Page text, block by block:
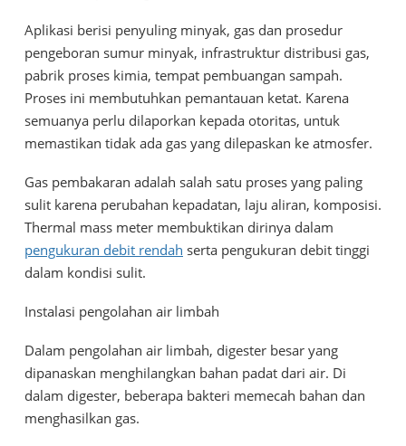
Aplikasi berisi penyuling minyak, gas dan prosedur
pengeboran sumur minyak, infrastruktur distribusi gas,
pabrik proses kimia, tempat pembuangan sampah.
Proses ini membutuhkan pemantauan ketat. Karena
semuanya perlu dilaporkan kepada otoritas, untuk
memastikan tidak ada gas yang dilepaskan ke atmosfer.
Gas pembakaran adalah salah satu proses yang paling
sulit karena perubahan kepadatan, laju aliran, komposisi.
Thermal mass meter membuktikan dirinya dalam
pengukuran debit rendah serta pengukuran debit tinggi
dalam kondisi sulit.
Instalasi pengolahan air limbah
Dalam pengolahan air limbah, digester besar yang
dipanaskan menghilangkan bahan padat dari air. Di
dalam digester, beberapa bakteri memecah bahan dan
menghasilkan gas.